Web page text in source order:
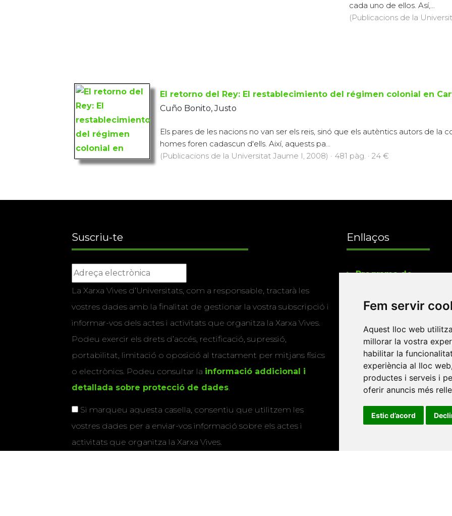
Fem servir
Aquest lloc web
millorar la vostra
habilitar la
experiència al lloc web,
productes i serveis i
oferir anuncis més
Estic d’acord
cada uno de ellos. Así,...
(Publicacions de la
El retorno del Rey: El restablecimiento del régimen colonial en
Cuño Bonito, Justo
Els pares de les nacions no van ser els reis, sinó que els autèntics autors de la
homes foren cadascun d'ells. Així, aquests pa...
(Publicacions de la Universitat Jaume I, 2008) · 481 pàg. · 24 €
Suscriu-te
La Xarxa Vives d’Universitats, com a responsable, tractarà les
vostres dades amb la finalitat de gestionar la vostra subscripció i
informar-vos dels actes i activitats que organitza la Xarxa Vives.
Podeu exercir els drets d’accés, rectificació, supressió,
portabilitat, limitació o oposició al tractament per mitjans físics
o electrònics. Podeu consultar la informació addicional i
detallada sobre protecció de dades.
Si marqueu aquesta casella, consentiu que utilitzem les
vostres dades per a enviar-vos informació sobre els actes i
activitats que organitza la Xarxa Vives.
Enllaços
Programa de
Twitter